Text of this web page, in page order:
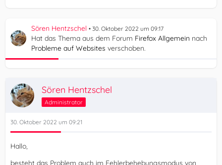
Sören Hentzschel 30. Oktober 2022 um 09:17
Hat das Thema aus dem Forum Firefox Allgemein nach
Probleme auf Websites verschoben.
Sören Hentzschel
Administrator
30. Oktober 2022 um 09:21
Hallo,
besteht das Problem auch im Fehlerbehebungsmodus von